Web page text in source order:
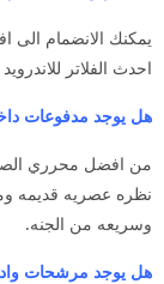
يمكنك الانضمام الى
احدث الفلاتر
هل يوجد مدفوعات
من افضل محرري
نظره عصريه قديمه
وسريعه من الجنه.
هل يوجد مرشحات